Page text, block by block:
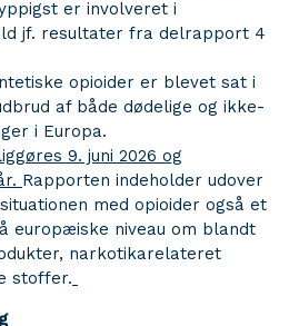
er involveret i
jf. resultater fra delrapport 4
opioider er blevet sat i
af både dødelige og ikke-
i Europa.
9. juni 2026 og
Rapporten indeholder udover
med opioider også et
europæiske niveau om blandt
narkotikarelateret
stoffer.